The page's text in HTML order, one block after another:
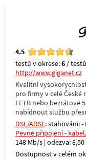
4.5
testů v okrese:6 /
http://www.giganet.cz
Kvalitní
pro firmy v celé České
FFTB nebo bezrátové
nabídnout službu
DSL/ADSL: stahování: -
Pevné připojení -
148 Mb/s | odezva:
Dostupnost v celém